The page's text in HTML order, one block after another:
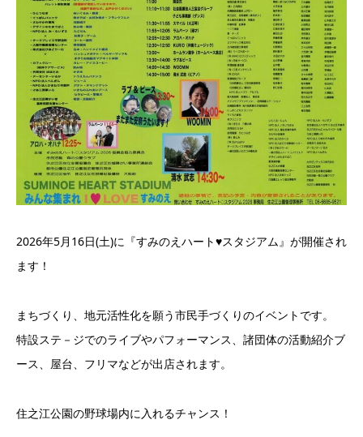
2026年5月16日(土)に『すみのえハート♥スタジアム』が開催され
ます！
まちづくり、地元活性化を願う市民手づくりのイベントです。
特設ステ－ジでのライブやパフォーマンス、諸団体の活動紹介ブ
ース、屋台、フリマなどが出店されます。
住之江公園の野球場内に入れるチャンス！